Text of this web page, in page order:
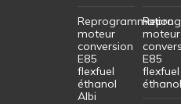
Reprogrammation
moteur
conversion
E85
flexfuel
éthanol
Albi
moteur
E85
flexfuel